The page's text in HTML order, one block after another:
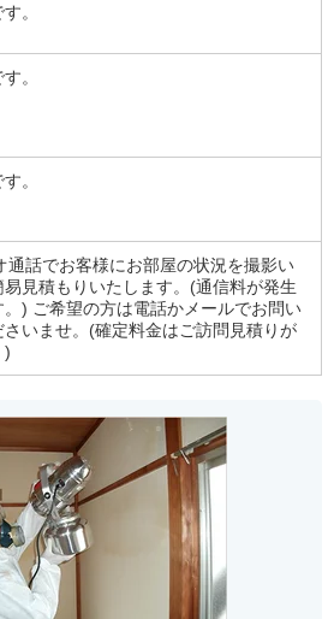
。
。
。
通話でお客様にお部屋の状況を撮影い
易見積もりいたします。(通信料が発生
。) ご希望の方は電話かメールでお問い
さいませ。(確定料金はご訪問見積りが
)